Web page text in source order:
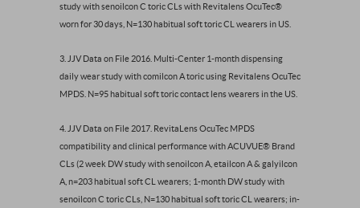
study with senoilcon C toric CLs with Revitalens OcuTec®
worn for 30 days, N=130 habitual soft toric CL wearers in US.
3. JJV Data on File 2016. Multi-Center 1-month dispensing
daily wear study with comilcon A toric using Revitalens OcuTec
MPDS. N=95 habitual soft toric contact lens wearers in the US.
4. JJV Data on File 2017. RevitaLens OcuTec MPDS
compatibility and clinical performance with ACUVUE® Brand
CLs (2 week DW study with senoilcon A, etailcon A & galyilcon
A, n=203 habitual soft CL wearers; 1-month DW study with
senoilcon C toric CLs, N=130 habitual soft toric CL wearers; in-